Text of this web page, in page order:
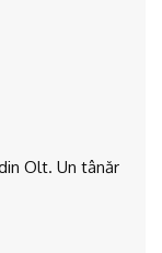
Olt. Un tânăr